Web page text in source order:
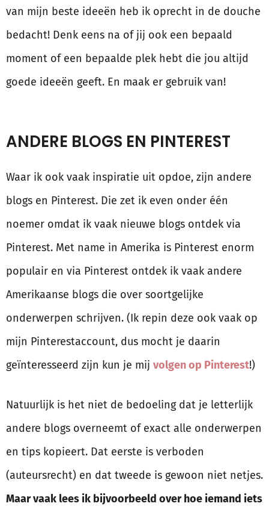
van mijn beste ideeën heb ik oprecht in de douche
bedacht! Denk eens na of jij ook een bepaald
moment of een bepaalde plek hebt die jou altijd
goede ideeën geeft. En maak er gebruik van!
ANDERE BLOGS EN PINTEREST
Waar ik ook vaak inspiratie uit opdoe, zijn andere
blogs en Pinterest. Die zet ik even onder één
noemer omdat ik vaak nieuwe blogs ontdek via
Pinterest. Met name in Amerika is Pinterest enorm
populair en via Pinterest ontdek ik vaak andere
Amerikaanse blogs die over soortgelijke
onderwerpen schrijven. (Ik repin deze ook vaak op
mijn Pinterestaccount, dus mocht je daarin
geïnteresseerd zijn kun je mij volgen op Pinterest!)
Natuurlijk is het niet de bedoeling dat je letterlijk
andere blogs overneemt of exact alle onderwerpen
en tips kopieert. Dat eerste is verboden
(auteursrecht) en dat tweede is gewoon niet netjes.
Maar vaak lees ik bijvoorbeeld over hoe iemand iets